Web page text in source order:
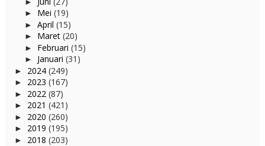
► Mei (19)
► April (15)
► Maret (20)
► Februari (15)
► Januari (31)
► 2024 (249)
► 2023 (167)
► 2022 (87)
► 2021 (421)
► 2020 (260)
► 2019 (195)
► 2018 (203)